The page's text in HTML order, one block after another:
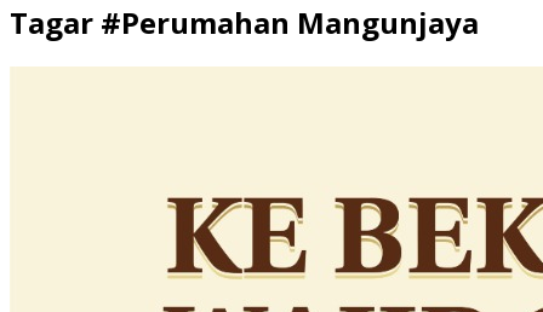
Tagar #Perumahan Mangunjaya